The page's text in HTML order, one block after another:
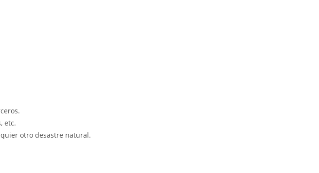
etc.
otro desastre natural.